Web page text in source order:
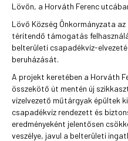
Lövőn, a Horváth Ferenc
Lövő Község Önkormányzata
térítendő támogatás
belterületi csapadékvíz-
beruházását.
A projekt keretében a Horváth
összekötő út mentén új
vízelvezető műtárgyak épültek
csapadékvíz rendezett és
eredményeként jelentősen
veszélye, javul a belterületi